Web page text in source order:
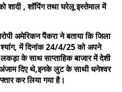
, शॉपिंग तथा घरेलू इस्तेमाल में
पैंकरा ने बताया कि जिला
में दिनांक 24/4/25 को अपने
के साथ साप्ताहिक बाजार में देशी
दिए थे,इनके लुट के साथी धनेश्वर
कर लिया गया है।